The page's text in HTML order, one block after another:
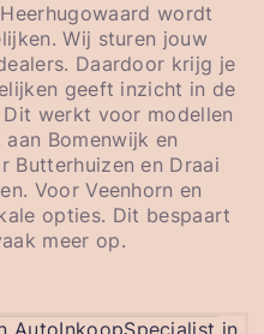
wordt
Wij sturen jouw
Daardoor krijg je
geeft inzicht in de
werkt voor modellen
Bomenwijk en
Butterhuizen en Draai
Voor Veenhorn en
opties. Dit bespaart
meer op.